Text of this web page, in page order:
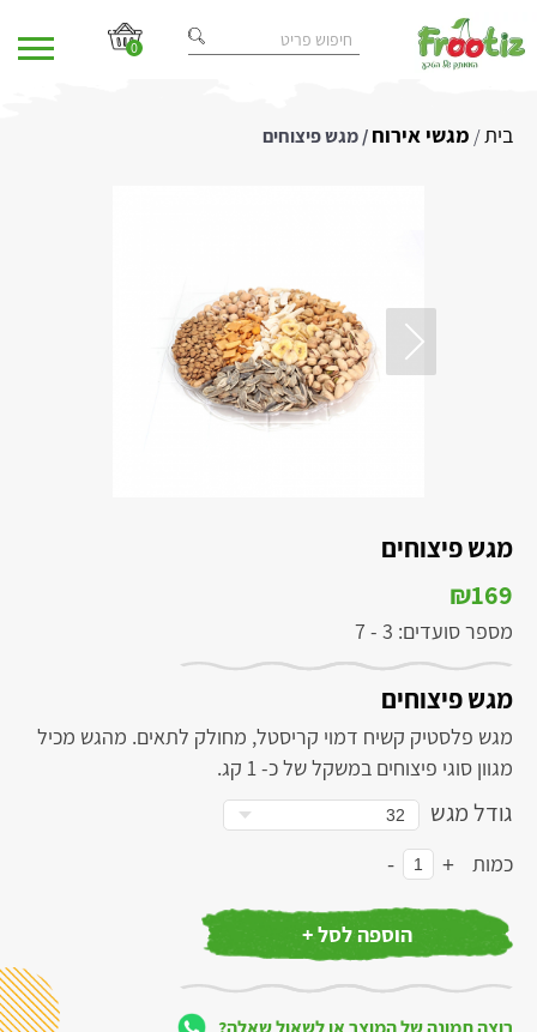
0
בית/ מגשי אירוח/ מגש פיצוחים
מגש פיצוחים
₪169
מספר סועדים: 3 - 7
מגש פיצוחים
מגש פלסטיק קשיח דמוי קריסטל, מחולק לתאים. מהגש מכיל
מגוון סוגי פיצוחים במשקל של כ- 1 קג.
גודל מגש
כמות +
-
הוספה לסל +